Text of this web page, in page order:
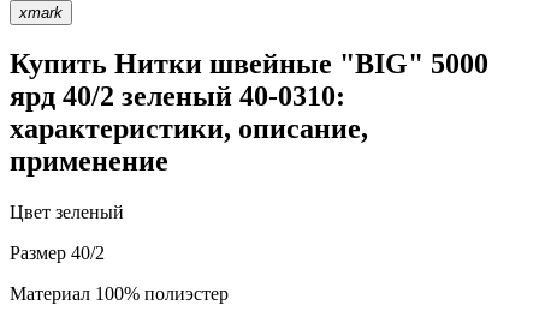
xmark
Купить Нитки швейные "BIG" 5000
ярд 40/2 зеленый 40-0310:
характеристики, описание,
применение
Цвет зеленый
Размер 40/2
Материал 100% полиэстер